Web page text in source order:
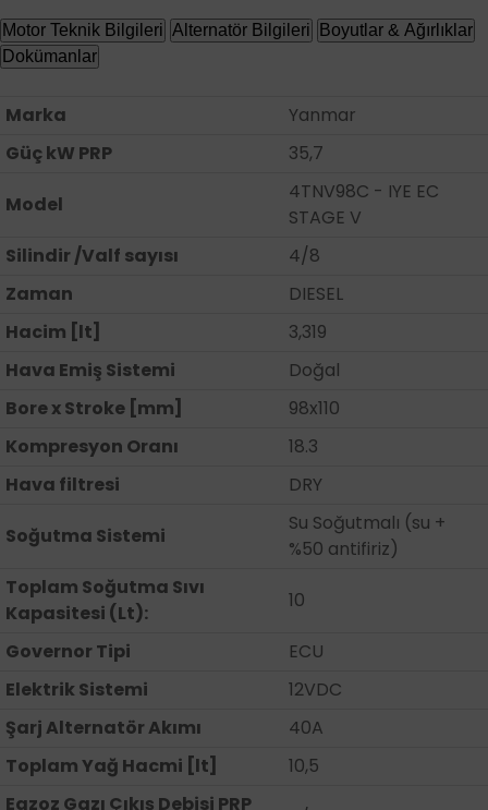
Motor Teknik Bilgileri Alternatör Bilgileri
Boyutlar & Ağırlıklar
Dokümanlar
Marka
Yanmar
Güç kW PRP
35,7
Model
4TNV98C - IYE EC
STAGE V
Silindir /Valf sayısı
4/8
Zaman
DIESEL
Hacim [lt]
3,319
Hava Emiş Sistemi
Doğal
Bore x Stroke [mm]
98x110
Kompresyon Oranı
18.3
Hava filtresi
DRY
Soğutma Sistemi
Su Soğutmalı (su +
%50 antifiriz)
Toplam Soğutma Sıvı
Kapasitesi (Lt):
10
Governor Tipi
ECU
Elektrik Sistemi
12VDC
Şarj Alternatör Akımı
40A
Toplam Yağ Hacmi [lt]
10,5
Egzoz Gazı Çıkış Debisi PRP